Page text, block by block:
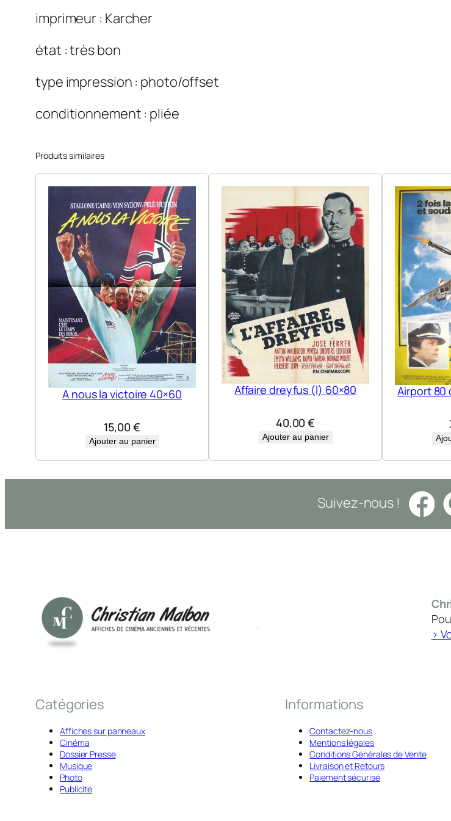
imprimeur : Karcher
état : très bon
type impression : photo/offset
conditionnement : pliée
Produits similaires
A nous la victoire 40×60
15,00 €
Ajouter au panier
Affaire dreyfus (l) 60×80
40,00€
Ajouter au panier
Airport 80
Suivez-nous !
>
Catégories
Affiches sur panneaux
Cinéma
Dossier Presse
Musique
Photo
Publicité
Informations
Contactez-nous
Mentions légales
Conditions Générales de Vente
Livraison et Retours
Paiement sécurisé